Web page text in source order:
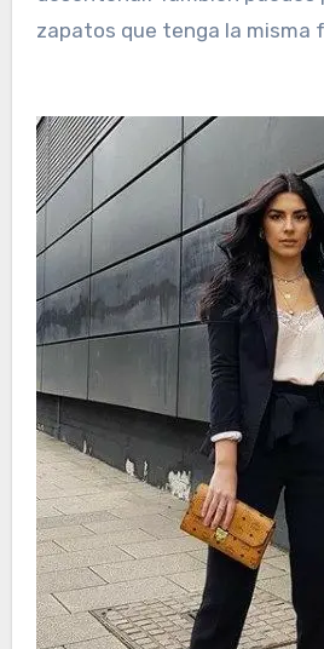
zapatos que tenga la misma